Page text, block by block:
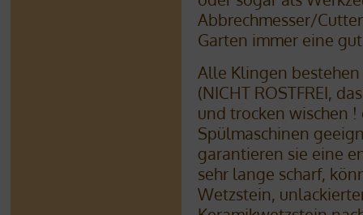
Abbrechmesser/
Garten immer eine
Alle Klingen
(NICHT ROSTFREI,
und trocken wischen
Spülmaschinen
garantieren sie eine
sehr lange scharf,
Wetzstein,